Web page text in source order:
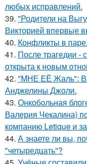
любых исправлений.
39. "Родители на
Викторией впервые
40. Конфликты в
41. После трагедии -
открыта к новым
42. "МНЕ ЕЁ Жаль":
Анджелины Джоли.
43. Онкобольная
Валерия Чекалина)
компанию Letique и
44. А знаете ли вы,
"четыредцать"?